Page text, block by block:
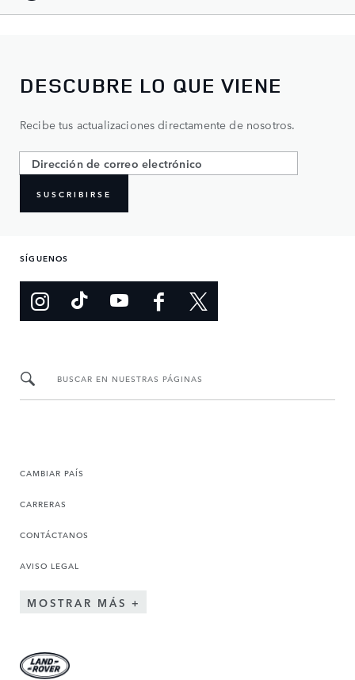
DESCUBRE LO QUE VIENE
Recibe tus actualizaciones directamente de nosotros.
SUSCRIBIRSE
SÍGUENOS
BUSCAR EN NUESTRAS PÁGINAS
CAMBIAR PAÍS
CARRERAS
CONTÁCTANOS
AVISO LEGAL
MOSTRAR MÁS